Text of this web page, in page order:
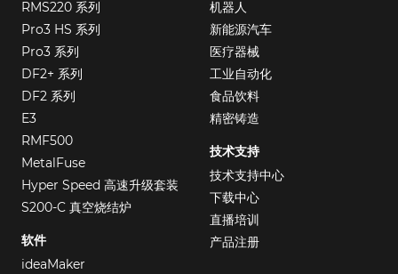
RMS220 系列
Pro3 HS 系列
Pro3 系列
DF2+ 系列
DF2 系列
E3
RMF500
MetalFuse
Hyper Speed 高速升级套装
S200-C 真空烧结炉
软件
ideaMaker
机器人
新能源汽车
医疗器械
工业自动化
食品饮料
精密铸造
技术支持
技术支持中心
下载中心
直播培训
产品注册